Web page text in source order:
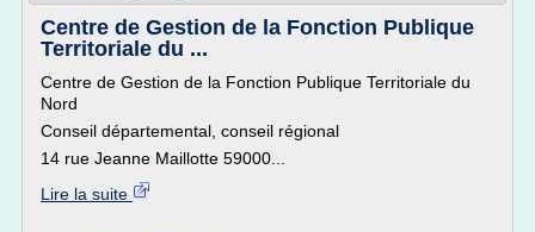
Centre de Gestion de la Fonction Publique
Territoriale du ...
Centre de Gestion de la Fonction Publique Territoriale du
Nord
Conseil départemental, conseil régional
14 rue Jeanne Maillotte 59000...
Lire la suite